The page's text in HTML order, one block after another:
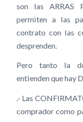
son las ARRAS
permiten a las
contrato con las
desprenden.
Pero tanto la
entienden que hay
.- Las
comprador como